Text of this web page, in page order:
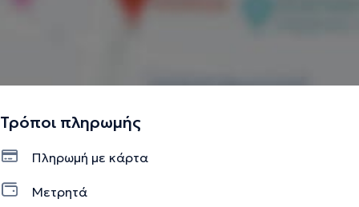
Τρόποι πληρωμής
Πληρωμή με κάρτα
Μετρητά